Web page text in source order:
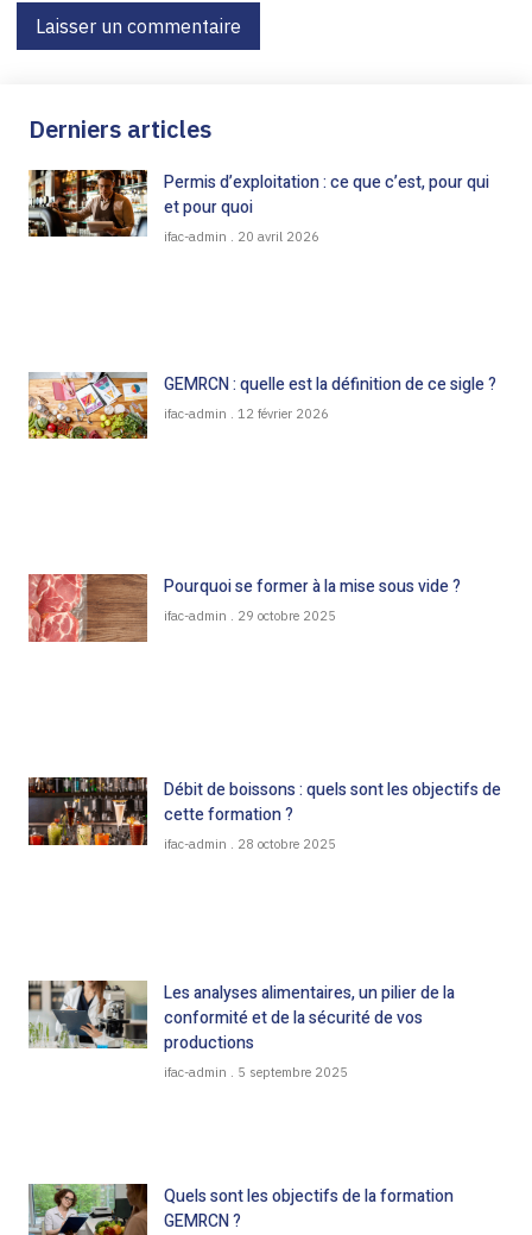
Derniers articles
Permis d’exploitation : ce que c’est, pour qui
et pour quoi
ifac-admin 20 avril 2026
GEMRCN : quelle est la définition de ce sigle ?
ifac-admin 12 février 2026
Pourquoi se former à la mise sous vide ?
ifac-admin 29 octobre 2025
Débit de boissons : quels sont les objectifs de
cette formation ?
ifac-admin 28 octobre 2025
Les analyses alimentaires, un pilier de la
conformité et de la sécurité de vos
productions
ifac-admin 5 septembre 2025
Quels sont les objectifs de la formation
GEMRCN ?